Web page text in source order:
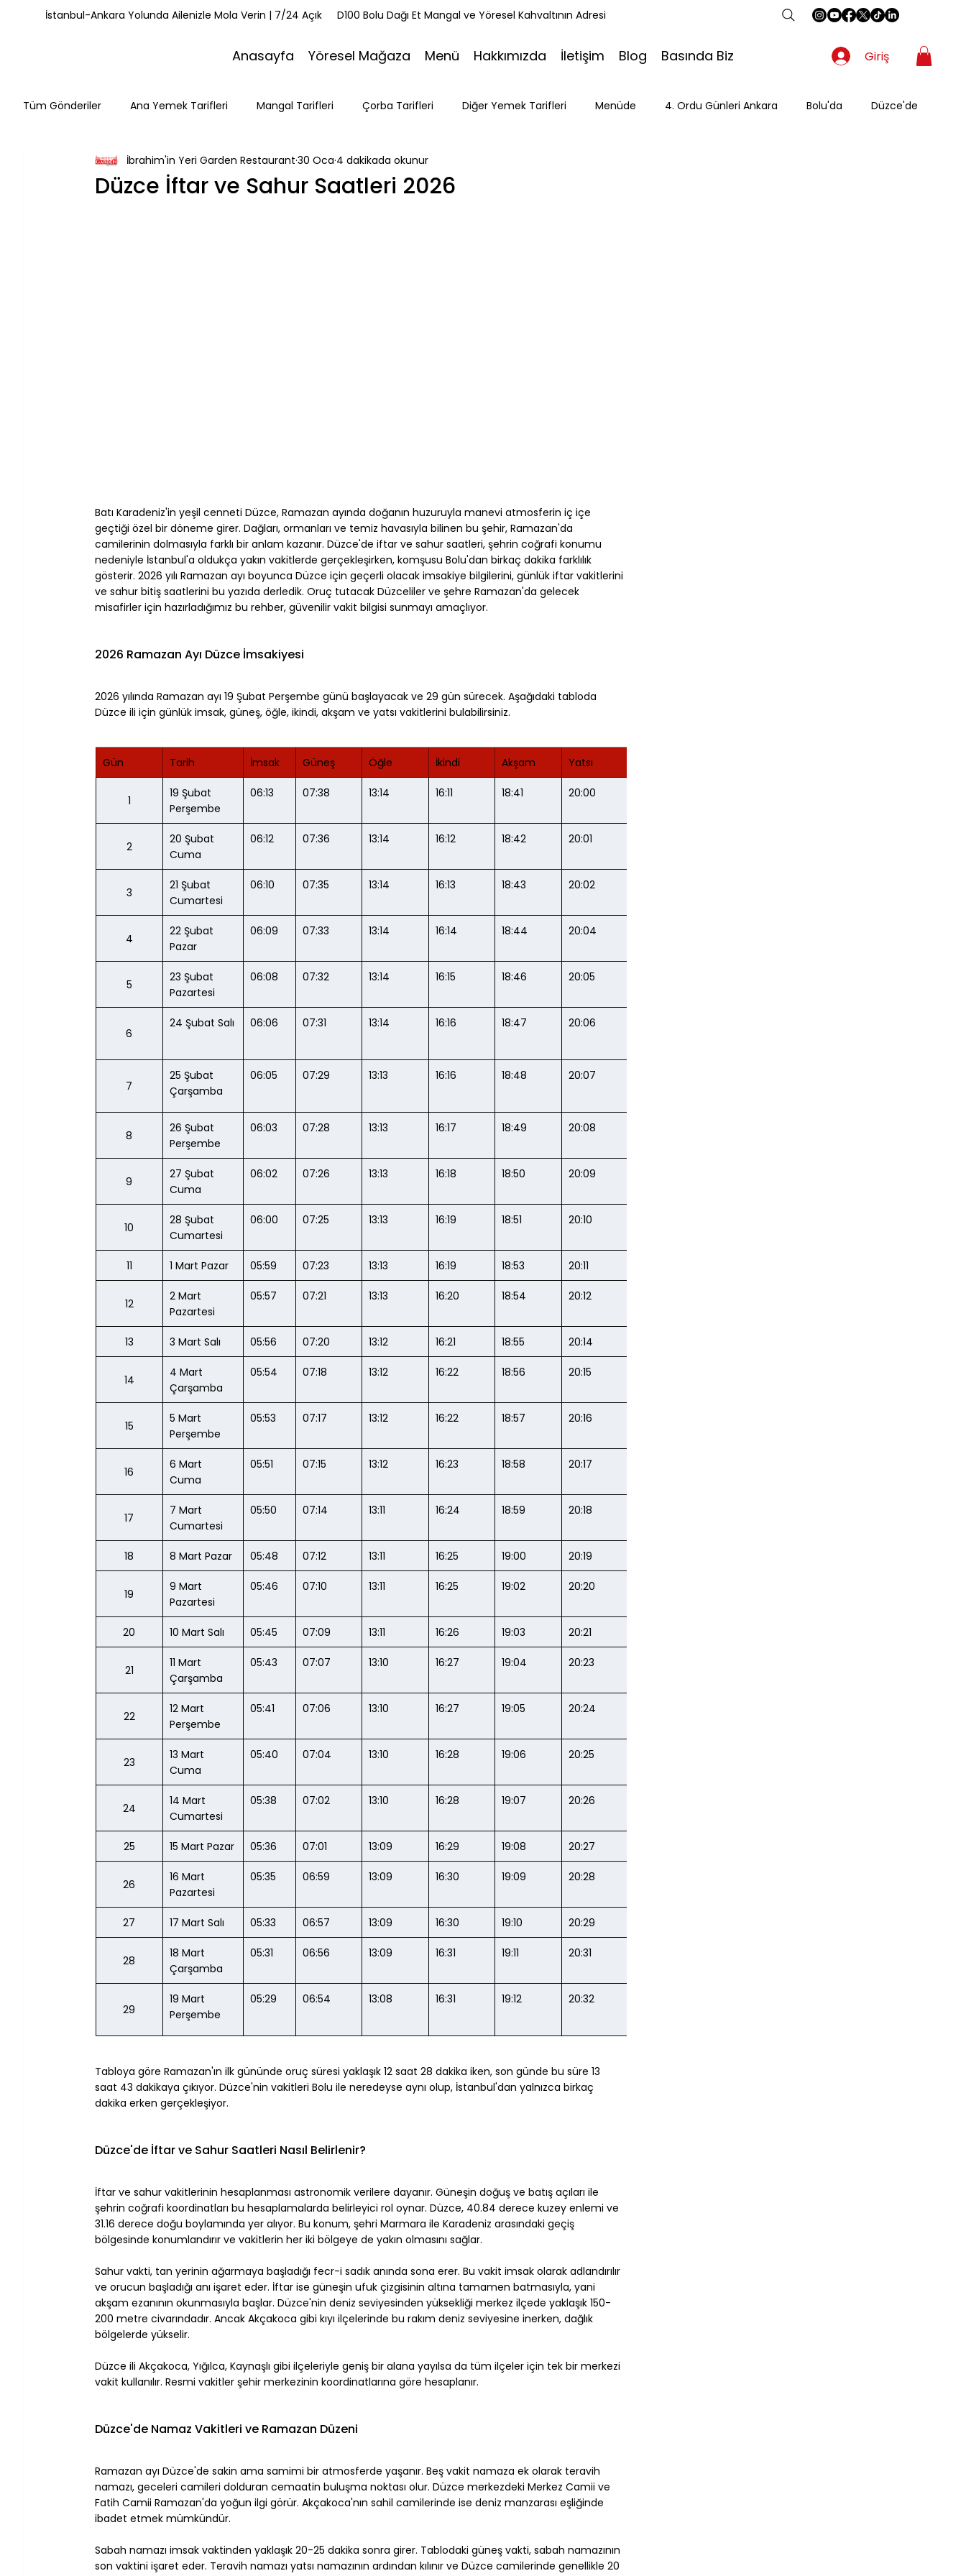
İstanbul-Ankara Yolunda Ailenizle Mola Verin | 7/24 Açık D100 Bolu Dağı Et Mangal ve Yöresel Kahvaltının Adresi
Anasayfa Yöresel Mağaza Menü Hakkımızda İletişim Blog Basında Biz Giriş
Tüm Gönderiler Ana Yemek Tarifleri Mangal Tarifleri Çorba Tarifleri Diğer Yemek Tarifleri Menüde 4. Ordu Günleri Ankara Bolu'da Düzce'de
Misafirlerimiz Kahvaltı Tarifleri Yemek Tarifleri Tatlı Tarifleri
Düzce İftar ve Sahur Saatleri 2026
İbrahim'in Yeri Garden Restaurant 30 Oca 4 dakikada okunur
Batı Karadeniz'in yeşil cenneti Düzce, Ramazan ayında doğanın huzuruyla manevi atmosferin iç içe
geçtiği özel bir döneme girer. Dağları, ormanları ve temiz havasıyla bilinen bu şehir, Ramazan'da
camilerinin dolmasıyla farklı bir anlam kazanır. Düzce'de iftar ve sahur saatleri, şehrin coğrafi konumu
nedeniyle İstanbul'a oldukça yakın vakitlerde gerçekleşirken, komşusu Bolu'dan birkaç dakika farklılık
gösterir. 2026 yılı Ramazan ayı boyunca Düzce için geçerli olacak imsakiye bilgilerini, günlük iftar vakitlerini
ve sahur bitiş saatlerini bu yazıda derledik. Oruç tutacak Düzceliler ve şehre Ramazan'da gelecek
misafirler için hazırladığımız bu rehber, güvenilir vakit bilgisi sunmayı amaçlıyor.
2026 Ramazan Ayı Düzce İmsakiyesi
2026 yılında Ramazan ayı 19 Şubat Perşembe günü başlayacak ve 29 gün sürecek. Aşağıdaki tabloda
Düzce ili için günlük imsak, güneş, öğle, ikindi, akşam ve yatsı vakitlerini bulabilirsiniz.
Gün Tarih İmsak Güneş Öğle İkindi Akşam Yatsı
1
19 Şubat
Perşembe
06:13 07:38 13:14 16:11 18:41 20:00
2
20 Şubat
Cuma
06:12 07:36 13:14 16:12 18:42 20:01
3
21 Şubat
Cumartesi
06:10 07:35 13:14 16:13 18:43 20:02
4
22 Şubat
Pazar
06:09 07:33 13:14 16:14 18:44 20:04
5
23 Şubat
Pazartesi
06:08 07:32 13:14 16:15 18:46 20:05
6
24 Şubat Salı 06:06 07:31 13:14 16:16 18:47 20:06
7
25 Şubat
Çarşamba
06:05 07:29 13:13 16:16 18:48 20:07
8
26 Şubat
Perşembe
06:03 07:28 13:13 16:17 18:49 20:08
9
27 Şubat
Cuma
06:02 07:26 13:13 16:18 18:50 20:09
10
28 Şubat
Cumartesi
06:00 07:25 13:13 16:19 18:51 20:10
11 1 Mart Pazar 05:59 07:23 13:13 16:19 18:53 20:11
12
2 Mart
Pazartesi
05:57 07:21 13:13 16:20 18:54 20:12
13 3 Mart Salı 05:56 07:20 13:12 16:21 18:55 20:14
14
4 Mart
Çarşamba
05:54 07:18 13:12 16:22 18:56 20:15
15
5 Mart
Perşembe
05:53 07:17 13:12 16:22 18:57 20:16
16
6 Mart
Cuma
05:51 07:15 13:12 16:23 18:58 20:17
17
7 Mart
Cumartesi
05:50 07:14 13:11 16:24 18:59 20:18
18 8 Mart Pazar 05:48 07:12 13:11 16:25 19:00 20:19
19
9 Mart
Pazartesi
05:46 07:10 13:11 16:25 19:02 20:20
20 10 Mart Salı 05:45 07:09 13:11 16:26 19:03 20:21
21
11 Mart
Çarşamba
05:43 07:07 13:10 16:27 19:04 20:23
22
12 Mart
Perşembe
05:41 07:06 13:10 16:27 19:05 20:24
23
13 Mart
Cuma
05:40 07:04 13:10 16:28 19:06 20:25
24
14 Mart
Cumartesi
05:38 07:02 13:10 16:28 19:07 20:26
25 15 Mart Pazar 05:36 07:01 13:09 16:29 19:08 20:27
26
16 Mart
Pazartesi
05:35 06:59 13:09 16:30 19:09 20:28
27 17 Mart Salı 05:33 06:57 13:09 16:30 19:10 20:29
28
18 Mart
Çarşamba
05:31 06:56 13:09 16:31 19:11 20:31
29
19 Mart
Perşembe
05:29 06:54 13:08 16:31 19:12 20:32
Tabloya göre Ramazan'ın ilk gününde oruç süresi yaklaşık 12 saat 28 dakika iken, son günde bu süre 13
saat 43 dakikaya çıkıyor. Düzce'nin vakitleri Bolu ile neredeyse aynı olup, İstanbul'dan yalnızca birkaç
dakika erken gerçekleşiyor.
Düzce'de İftar ve Sahur Saatleri Nasıl Belirlenir?
İftar ve sahur vakitlerinin hesaplanması astronomik verilere dayanır. Güneşin doğuş ve batış açıları ile
şehrin coğrafi koordinatları bu hesaplamalarda belirleyici rol oynar. Düzce, 40.84 derece kuzey enlemi ve
31.16 derece doğu boylamında yer alıyor. Bu konum, şehri Marmara ile Karadeniz arasındaki geçiş
bölgesinde konumlandırır ve vakitlerin her iki bölgeye de yakın olmasını sağlar.
Sahur vakti, tan yerinin ağarmaya başladığı fecr-i sadık anında sona erer. Bu vakit imsak olarak adlandırılır
ve orucun başladığı anı işaret eder. İftar ise güneşin ufuk çizgisinin altına tamamen batmasıyla, yani
akşam ezanının okunmasıyla başlar. Düzce'nin deniz seviyesinden yüksekliği merkez ilçede yaklaşık 150-
200 metre civarındadır. Ancak Akçakoca gibi kıyı ilçelerinde bu rakım deniz seviyesine inerken, dağlık
bölgelerde yükselir.
Düzce ili Akçakoca, Yığılca, Kaynaşlı gibi ilçeleriyle geniş bir alana yayılsa da tüm ilçeler için tek bir merkezi
vakit kullanılır. Resmi vakitler şehir merkezinin koordinatlarına göre hesaplanır.
Düzce'de Namaz Vakitleri ve Ramazan Düzeni
Ramazan ayı Düzce'de sakin ama samimi bir atmosferde yaşanır. Beş vakit namaza ek olarak teravih
namazı, geceleri camileri dolduran cemaatin buluşma noktası olur. Düzce merkezdeki Merkez Camii ve
Fatih Camii Ramazan'da yoğun ilgi görür. Akçakoca'nın sahil camilerinde ise deniz manzarası eşliğinde
ibadet etmek mümkündür.
Sabah namazı imsak vaktinden yaklaşık 20-25 dakika sonra girer. Tablodaki güneş vakti, sabah namazının
son vaktini işaret eder. Teravih namazı yatsı namazının ardından kılınır ve Düzce camilerinde genellikle 20